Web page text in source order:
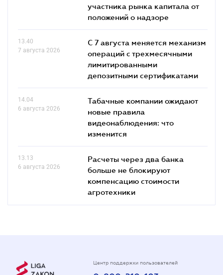
участника рынка капитала от
положений о надзоре
13.40
7 августа 2026
С 7 августа меняется механизм
операций с трехмесячными
лимитированными
депозитными сертификатами
14.04
6 августа 2026
Табачные компании ожидают
новые правила
видеонаблюдения: что
изменится
13.13
6 августа 2026
Расчеты через два банка
больше не блокируют
компенсацию стоимости
агротехники
Центр поддержки пользователей